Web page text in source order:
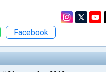
Facebook